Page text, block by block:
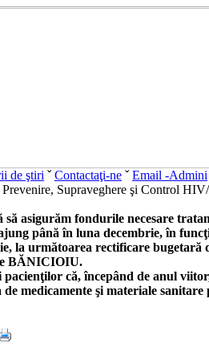
de ştiri ˇContactaţi-ne ˇEmail -Admini
Supraveghere şi Control
asigurăm fondurile necesare
până în luna decembrie, în
la următoarea rectificare bugetară
BĂNICIOIU.
că, începând de anul
medicamente şi materiale